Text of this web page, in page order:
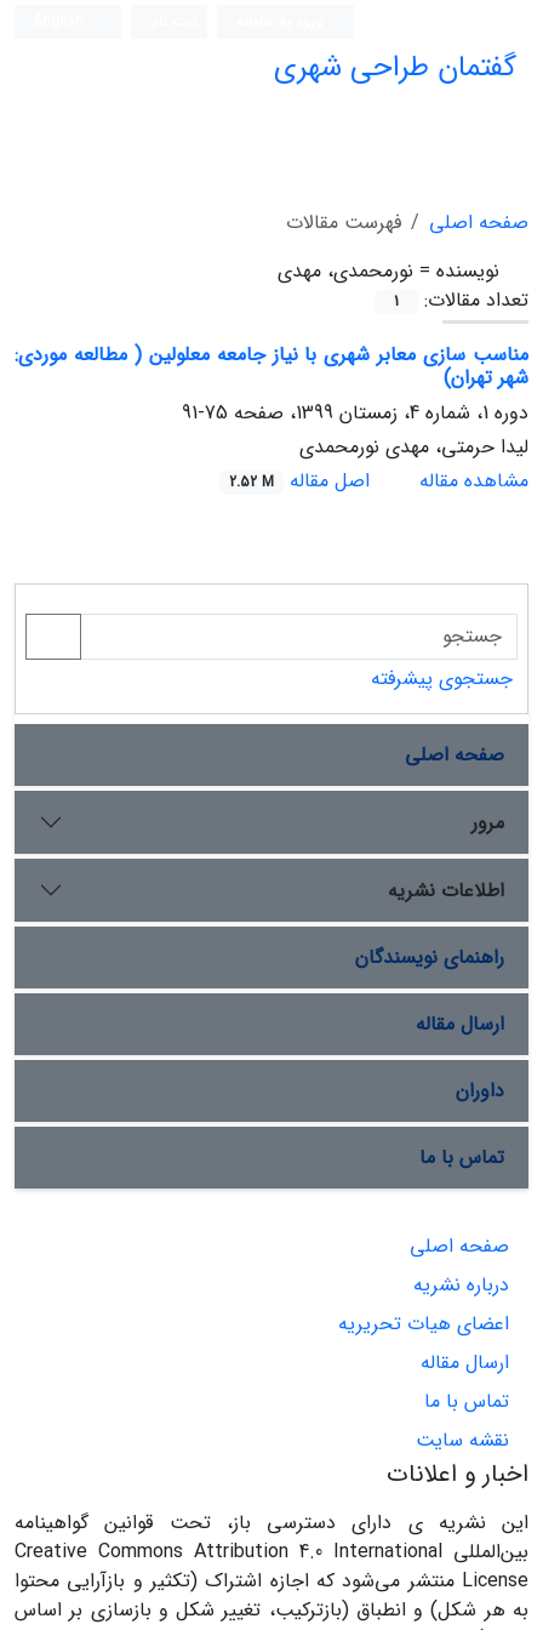
گفتمان طراحی شهری
صفحه اصلی
فهرست مقالات
نویسنده = نورمحمدی، مهدی
تعداد مقالات:
1
مناسب سازی معابر شهری با نیاز جامعه معلولین ( مطالعه موردی:
شهر تهران)
دوره 1، شماره 4، زمستان 1399، صفحه
75-91
لیدا حرمتی، مهدی نورمحمدی
مشاهده مقاله
اصل مقاله 2.52 M
جستجوی پیشرفته
صفحه اصلی
مرور
اطلاعات نشریه
راهنمای نویسندگان
ارسال مقاله
داوران
تماس با ما
صفحه اصلی
درباره نشریه
اعضای هیات تحریریه
ارسال مقاله
تماس با ما
نقشه سایت
اخبار و اعلانات
این نشریه ی دارای دسترسی باز، تحت قوانین گواهینامه
بین‌المللی Creative Commons Attribution 4.0 International
License منتشر می‌شود که اجازه اشتراک (تکثیر و بازآرایی محتوا
به هر شکل) و انطباق (بازترکیب، تغییر شکل و بازسازی بر اساس